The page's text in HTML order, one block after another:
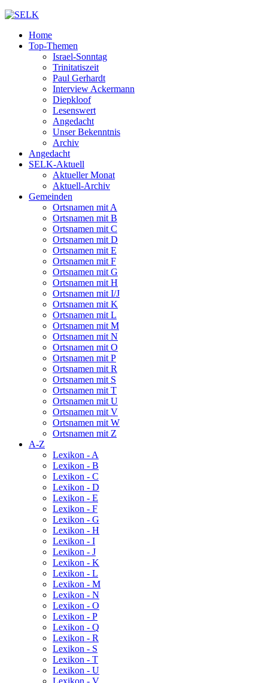
Home
Top-Themen
Israel-Sonntag
Trinitatiszeit
Paul Gerhardt
Interview Ackermann
Diepkloof
Lesenswert
Angedacht
Unser Bekenntnis
Archiv
Angedacht
SELK-Aktuell
Aktueller Monat
Aktuell-Archiv
Gemeinden
Ortsnamen mit A
Ortsnamen mit B
Ortsnamen mit C
Ortsnamen mit D
Ortsnamen mit E
Ortsnamen mit F
Ortsnamen mit G
Ortsnamen mit H
Ortsnamen mit I/J
Ortsnamen mit K
Ortsnamen mit L
Ortsnamen mit M
Ortsnamen mit N
Ortsnamen mit O
Ortsnamen mit P
Ortsnamen mit R
Ortsnamen mit S
Ortsnamen mit T
Ortsnamen mit U
Ortsnamen mit V
Ortsnamen mit W
Ortsnamen mit Z
A-Z
Lexikon - A
Lexikon - B
Lexikon - C
Lexikon - D
Lexikon - E
Lexikon - F
Lexikon - G
Lexikon - H
Lexikon - I
Lexikon - J
Lexikon - K
Lexikon - L
Lexikon - M
Lexikon - N
Lexikon - O
Lexikon - P
Lexikon - Q
Lexikon - R
Lexikon - S
Lexikon - T
Lexikon - U
Lexikon - V